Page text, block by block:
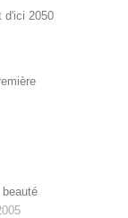
d'ici 2050